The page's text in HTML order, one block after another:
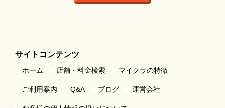
サイトコンテンツ
ホーム 店舗・料金検索 マイクラの特徴
ご利用案内 Q&A ブログ 運営会社